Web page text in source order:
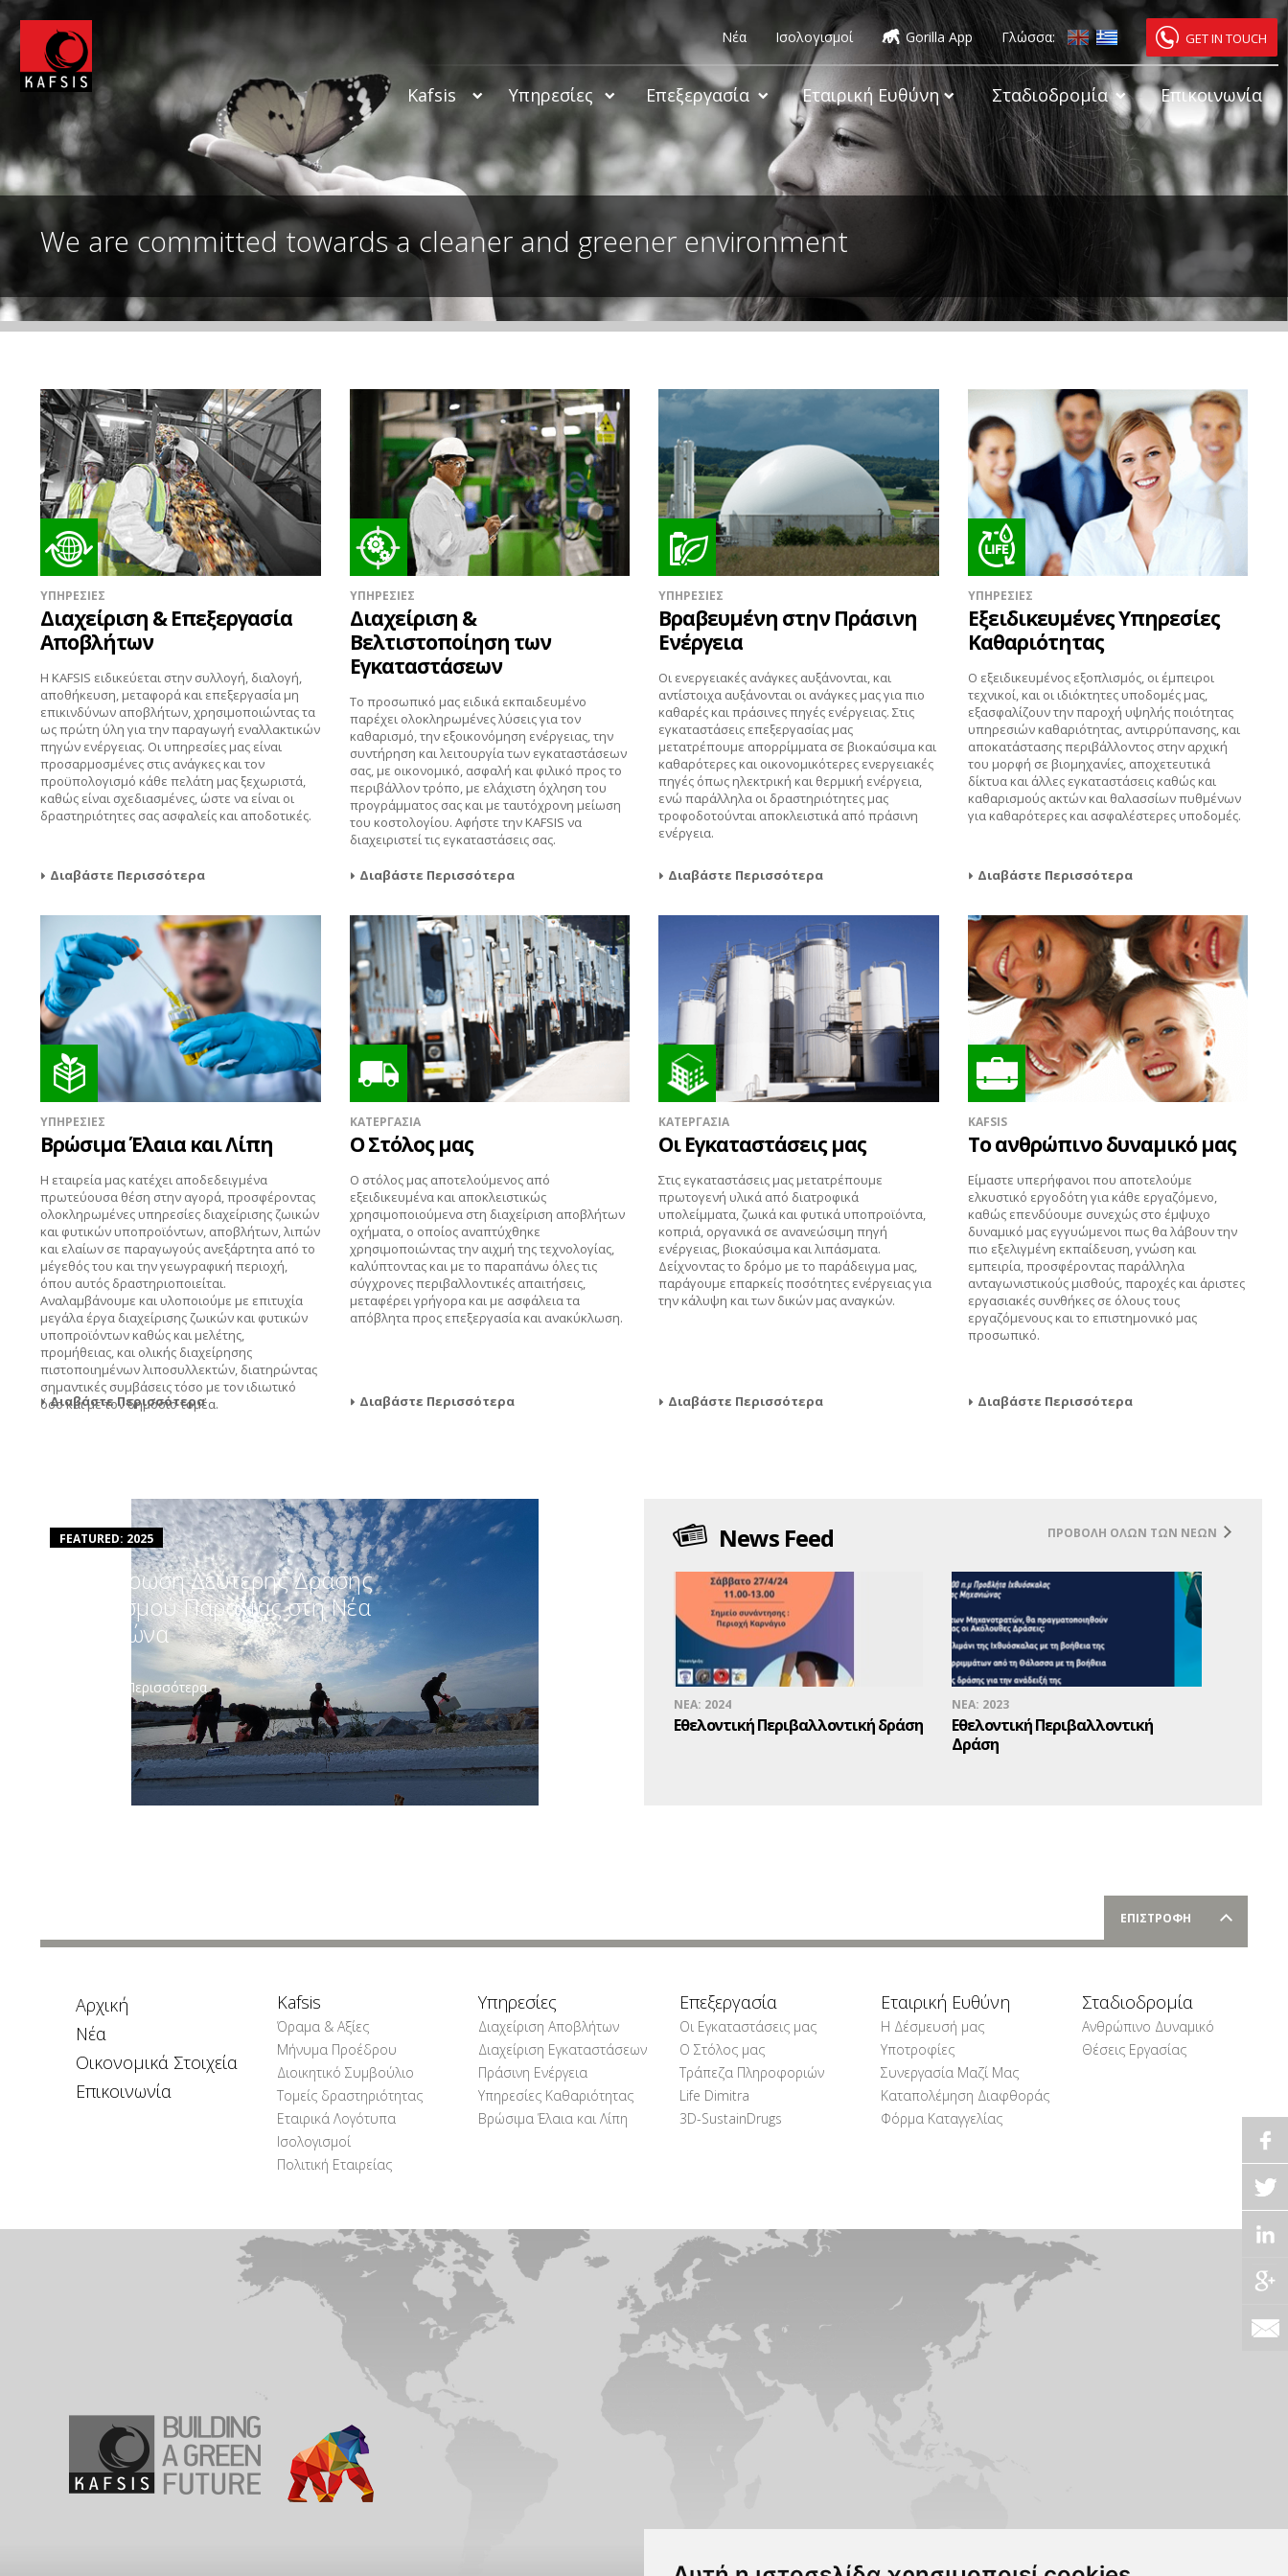
Νέα Ισολογισμοί Gorilla App Γλώσσα: GET IN TOUCH
Kafsis Υπηρεσίες Επεξεργασία Εταιρική Ευθύνη Σταδιοδρομία Επικοινωνία
We are committed towards a cleaner and greener environment
ΥΠΗΡΕΣΙΕΣ
Διαχείριση & Επεξεργασία
Αποβλήτων
Η KAFSIS ειδικεύεται στην συλλογή, διαλογή,
αποθήκευση, μεταφορά και επεξεργασία μη
επικινδύνων αποβλήτων, χρησιμοποιώντας τα
ως πρώτη ύλη για την παραγωγή εναλλακτικών
πηγών ενέργειας. Οι υπηρεσίες μας είναι
προσαρμοσμένες στις ανάγκες και τον
προϋπολογισμό κάθε πελάτη μας ξεχωριστά,
καθώς είναι σχεδιασμένες, ώστε να είναι οι
δραστηριότητες σας ασφαλείς και αποδοτικές.
Διαβάστε Περισσότερα
ΥΠΗΡΕΣΙΕΣ
Διαχείριση &
Βελτιστοποίηση των
Εγκαταστάσεων
Το προσωπικό μας ειδικά εκπαιδευμένο
παρέχει ολοκληρωμένες λύσεις για τον
καθαρισμό, την εξοικονόμηση ενέργειας, την
συντήρηση και λειτουργία των εγκαταστάσεων
σας, με οικονομικό, ασφαλή και φιλικό προς το
περιβάλλον τρόπο, με ελάχιστη όχληση του
προγράμματος σας και με ταυτόχρονη μείωση
του κοστολογίου. Αφήστε την KAFSIS να
διαχειριστεί τις εγκαταστάσεις σας.
Διαβάστε Περισσότερα
ΥΠΗΡΕΣΙΕΣ
Βραβευμένη στην Πράσινη
Ενέργεια
Οι ενεργειακές ανάγκες αυξάνονται, και
αντίστοιχα αυξάνονται οι ανάγκες μας για πιο
καθαρές και πράσινες πηγές ενέργειας. Στις
εγκαταστάσεις επεξεργασίας μας
μετατρέπουμε απορρίμματα σε βιοκαύσιμα και
καθαρότερες και οικονομικότερες ενεργειακές
πηγές όπως ηλεκτρική και θερμική ενέργεια,
ενώ παράλληλα οι δραστηριότητες μας
τροφοδοτούνται αποκλειστικά από πράσινη
ενέργεια.
Διαβάστε Περισσότερα
ΥΠΗΡΕΣΙΕΣ
Εξειδικευμένες Υπηρεσίες
Καθαριότητας
Ο εξειδικευμένος εξοπλισμός, οι έμπειροι
τεχνικοί, και οι ιδιόκτητες υποδομές μας,
εξασφαλίζουν την παροχή υψηλής ποιότητας
υπηρεσιών καθαριότητας, αντιρρύπανσης, και
αποκατάστασης περιβάλλοντος στην αρχική
του μορφή σε βιομηχανίες, αποχετευτικά
δίκτυα και άλλες εγκαταστάσεις καθώς και
καθαρισμούς ακτών και θαλασσίων πυθμένων
για καθαρότερες και ασφαλέστερες υποδομές.
Διαβάστε Περισσότερα
ΥΠΗΡΕΣΙΕΣ
Βρώσιμα Έλαια και Λίπη
Η εταιρεία μας κατέχει αποδεδειγμένα
πρωτεύουσα θέση στην αγορά, προσφέροντας
ολοκληρωμένες υπηρεσίες διαχείρισης ζωικών
και φυτικών υποπροϊόντων, αποβλήτων, λιπών
και ελαίων σε παραγωγούς ανεξάρτητα από το
μέγεθός του και την γεωγραφική περιοχή,
όπου αυτός δραστηριοποιείται.
Αναλαμβάνουμε και υλοποιούμε με επιτυχία
μεγάλα έργα διαχείρισης ζωικών και φυτικών
υποπροϊόντων καθώς και μελέτης,
προμήθειας, και ολικής διαχείρησης
πιστοποιημένων λιποσυλλεκτών, διατηρώντας
σημαντικές συμβάσεις τόσο με τον ιδιωτικό
όσο και με τον δημόσιο τομέα.
Διαβάστε Περισσότερα
ΚΑΤΕΡΓΑΣΙΑ
Ο Στόλος μας
Ο στόλος μας αποτελούμενος από
εξειδικευμένα και αποκλειστικώς
χρησιμοποιούμενα στη διαχείριση αποβλήτων
οχήματα, ο οποίος αναπτύχθηκε
χρησιμοποιώντας την αιχμή της τεχνολογίας,
καλύπτοντας και με το παραπάνω όλες τις
σύγχρονες περιβαλλοντικές απαιτήσεις,
μεταφέρει γρήγορα και με ασφάλεια τα
απόβλητα προς επεξεργασία και ανακύκλωση.
Διαβάστε Περισσότερα
ΚΑΤΕΡΓΑΣΙΑ
Οι Εγκαταστάσεις μας
Στις εγκαταστάσεις μας μετατρέπουμε
πρωτογενή υλικά από διατροφικά
υπολείμματα, ζωικά και φυτικά υποπροϊόντα,
κοπριά, οργανικά σε ανανεώσιμη πηγή
ενέργειας, βιοκαύσιμα και λιπάσματα.
Δείχνοντας το δρόμο με το παράδειγμα μας,
παράγουμε επαρκείς ποσότητες ενέργειας για
την κάλυψη και των δικών μας αναγκών.
Διαβάστε Περισσότερα
KAFSIS
Το ανθρώπινο δυναμικό μας
Είμαστε υπερήφανοι που αποτελούμε
ελκυστικό εργοδότη για κάθε εργαζόμενο,
καθώς επενδύουμε συνεχώς στο έμψυχο
δυναμικό μας εγγυώμενοι πως θα λάβουν την
πιο εξελιγμένη εκπαίδευση, γνώση και
εμπειρία, προσφέροντας παράλληλα
ανταγωνιστικούς μισθούς, παροχές και άριστες
εργασιακές συνθήκες σε όλους τους
εργαζόμενους και το επιστημονικό μας
προσωπικό.
Διαβάστε Περισσότερα
FEATURED: 2025
Ολοκλήρωση Δεύτερης Δράσης
Καθαρισμού Παραλίας στη Νέα
Μηχανιώνα
Διαβάστε Περισσότερα
News Feed ΠΡΟΒΟΛΗ ΟΛΩΝ ΤΩΝ ΝΕΩΝ
ΝΕΑ: 2024
Εθελοντική Περιβαλλοντική δράση
ΝΕΑ: 2023
Εθελοντική Περιβαλλοντική
Δράση
ΕΠΙΣΤΡΟΦΗ
Αρχική
Νέα
Οικονομικά Στοιχεία
Επικοινωνία
Kafsis
Όραμα & Αξίες
Μήνυμα Προέδρου
Διοικητικό Συμβούλιο
Τομείς δραστηριότητας
Εταιρικά Λογότυπα
Ισολογισμοί
Πολιτική Εταιρείας
Υπηρεσίες
Διαχείριση Αποβλήτων
Διαχείριση Εγκαταστάσεων
Πράσινη Ενέργεια
Υπηρεσίες Καθαριότητας
Βρώσιμα Έλαια και Λίπη
Επεξεργασία
Οι Εγκαταστάσεις μας
Ο Στόλος μας
Τράπεζα Πληροφοριών
Life Dimitra
3D-SustainDrugs
Εταιρική Ευθύνη
Η Δέσμευσή μας
Υποτροφίες
Συνεργασία Μαζί Μας
Καταπολέμηση Διαφθοράς
Φόρμα Καταγγελίας
Σταδιοδρομία
Ανθρώπινο Δυναμικό
Θέσεις Εργασίας